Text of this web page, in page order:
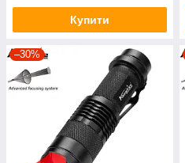
Купити
–30%